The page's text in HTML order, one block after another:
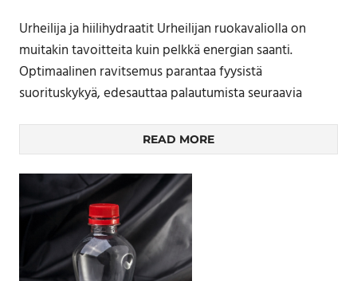
Urheilija ja hiilihydraatit Urheilijan ruokavaliolla on
muitakin tavoitteita kuin pelkkä energian saanti.
Optimaalinen ravitsemus parantaa fyysistä
suorituskykyä, edesauttaa palautumista seuraavia
READ MORE